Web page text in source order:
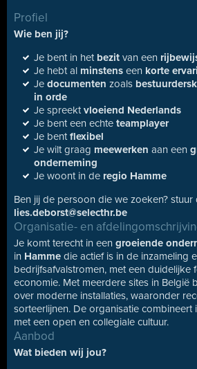
Profiel
Wie ben jij?
Je bent in het bezit van een
Je hebt al minstens een korte
Je documenten zoals
in orde
Je spreektvloeiend Nederlands
Je bent een echte teamplayer
Je bentflexibel
Je wilt graag meewerken aan een
onderneming
Je woont in de regio Hamme
Ben jij de persoon die we zoeken? stuur
lies.deborst@selecthr.be
Organisatie- en
Je komt terecht in een groeiende
in Hamme die actief is in de inzameling
bedrijfsafvalstromen, met een duidelijke
economie. Met meerdere sites in België
over moderne installaties, waaronder
sorteerlijnen. De organisatie combineert
met een open en collegiale cultuur.
Aanbod
Wat bieden wij jou?